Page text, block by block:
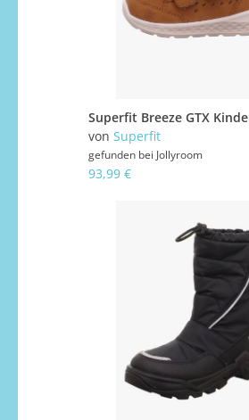
von Superfit
gefunden bei Jollyroom
93,99 €